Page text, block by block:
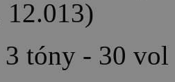
12.013)
3 tóny - 30